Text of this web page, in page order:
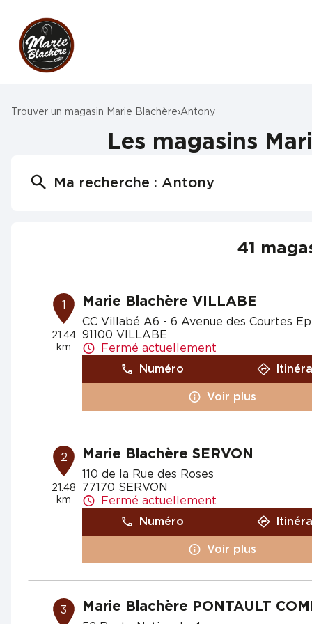
Trouver un magasin Marie Blachère Antony
Les magasins
Ma recherche : Antony
41
1
21.44
km
Marie Blachère VILLABE
CC Villabé A6 - 6 Avenue des Courtes
91100 VILLABE
Fermé actuellement
Numéro
Voir plus
2
21.48
km
Marie Blachère SERVON
110 de la Rue des Roses
77170 SERVON
Fermé actuellement
Numéro
Voir plus
3 Marie Blachère PONTAULT